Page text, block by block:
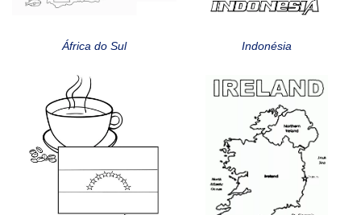
África do Sul Indonésia